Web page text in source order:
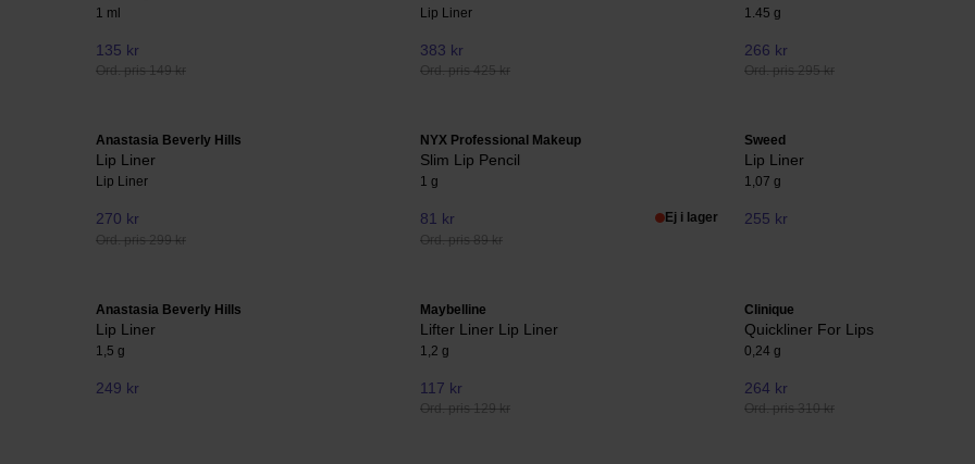
1 ml
135 kr
Ord. pris 149 kr
Lip Liner
383 kr
Ord. pris 425 kr
1.45 g
266 kr
Ord. pris 295 kr
Anastasia Beverly Hills
Lip Liner
Lip Liner
270 kr
Ord. pris 299 kr
NYX Professional Makeup
Slim Lip Pencil
1 g
81 kr
Ord. pris 89 kr
Ej i lager
Sweed
Lip Liner
1,07 g
255 kr
Anastasia Beverly Hills
Lip Liner
1,5 g
249 kr
Maybelline
Lifter Liner Lip Liner
1,2 g
117 kr
Ord. pris 129 kr
Clinique
Quickliner For Lips
0,24 g
264 kr
Ord. pris 310 kr